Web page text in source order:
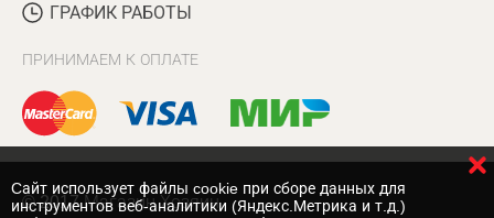
ГРАФИК РАБОТЫ
ПРИНИМАЕМ К ОПЛАТЕ
© 2017 Магазин Хозяин
Cайт использует файлы cookie при сборе данных для
инструментов веб-аналитики (Яндекс.Метрика и т.д.)